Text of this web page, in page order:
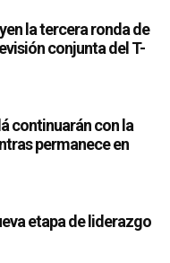
la tercera ronda de
conjunta del T-
continuarán con la
permanece en
etapa de liderazgo